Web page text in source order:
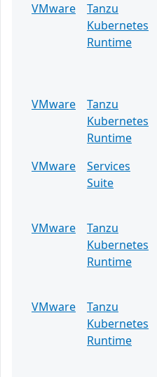
VMware
Tanzu
Kubernetes
Runtime
VMware
Tanzu
Kubernetes
Runtime
VMware
Services
Suite
VMware
Tanzu
Kubernetes
Runtime
VMware
Tanzu
Kubernetes
Runtime